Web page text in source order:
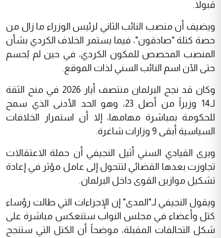
قبولاً.
ويضيف أن منصب النائب الثاني لرئيس الوزراء ما زال من
حصة كتلة "صادقون"، فيما يستمر الخلاف الكردي بشأن
المنصب المخصص للمكون الكردي، في حين لم يُحسم
حتى الآن اسم النائب السني لذات الموقع.
وكان قد نجح البرلمان منتصف أيار 2026 في منح الثقة
لـ14 وزيراً من أصل 23، وهو الحد الأدنى الذي سمح
للحكومة بمباشرة مهامها، إلا أن استمرار الخلافات
السياسية أبقى 9 وزارات شاغرة.
ويرى القيادي السني أثيل النجيفي أن حملة الاعتقالات
تجاوزت بعدها القضائي لتتحول إلى عامل مؤثر في إعادة
تشكيل موازين القوى داخل البرلمان.
ويقول النجيفي لـ"المدى" إن الإجراءات التي طالت رؤساء
كتل وأعضاء في مجلس النواب ستنعكس مباشرة على
شكل التحالفات المقبلة، موضحاً أن الكتل التي ستنجح